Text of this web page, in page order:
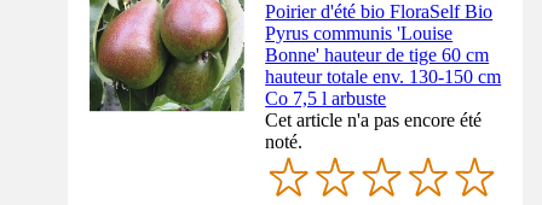
Poirier d'été bio FloraSelf Bio
Pyrus communis 'Louise
Bonne' hauteur de tige 60 cm
hauteur totale env. 130-150 cm
Co 7,5 l arbuste
Cet article n'a pas encore été
noté.